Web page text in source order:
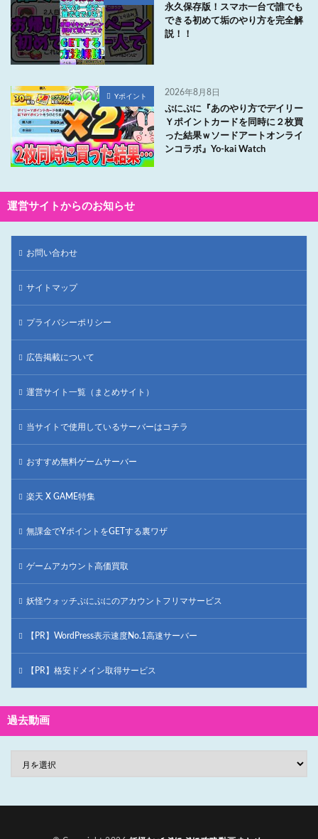
永久保存版！スマホ一台で誰でも
できる初めて垢のやり方を完全解
説！！
Yポイント 2026年8月8日
ぷにぷに『あのやり方でデイリー
Ｙポイントカードを同時に２枚買
った結果ｗソードアートオンライ
ンコラボ』Yo-kai Watch
運営サイトからのお知らせ
お問い合わせ
サイトマップ
プライバシーポリシー
広告掲載について
運営サイト一覧（まとめサイト）
当サイトで使用しているサーバーはコチラ
おすすめ無料ゲームサーバー
楽天 X GAME特集
無課金でYポイントをGETする裏ワザ
ゲームアカウント高価買取
妖怪ウォッチぷにぷにのアカウントフリマサービス
【PR】WordPress表示速度No.1高速サーバー
【PR】格安ドメイン取得サービス
過去動画